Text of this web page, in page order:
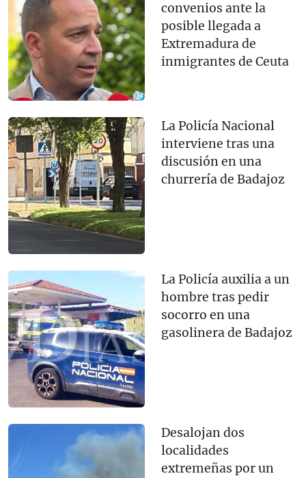
convenios ante la
posible llegada a
Extremadura de
inmigrantes de Ceuta
La Policía Nacional
interviene tras una
discusión en una
churrería de Badajoz
La Policía auxilia a un
hombre tras pedir
socorro en una
gasolinera de Badajoz
Desalojan dos
localidades
extremeñas por un